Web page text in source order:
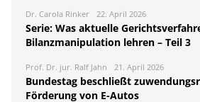
Dr. Carola Rinker 22. April 2026
Serie: Was aktuelle
Bilanzmanipulation lehren – Teil 3
Prof. Dr. jur. Ralf Jahn 21. April 2026
Bundestag beschließt
Förderung von E-Autos